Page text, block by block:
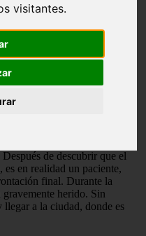
visitantes.
película de terror psicológico
Luca de Tena. La trama
quien es contratado
en ruinas. Allí, se encuentra
opresivo que lo llevará
del lugar.
es bastante ambiguo y
de descubrir que el
en realidad un paciente,
final. Durante la
gravemente herido. Sin
llegar a la ciudad, donde es